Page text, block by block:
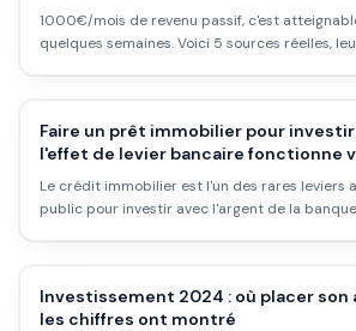
1000€/mois de revenu passif, c'est
quelques semaines. Voici 5 sources réelles,
Faire un prêt immobilier pour
l'effet de levier bancaire fonctionne
Le crédit immobilier est l'un des rares leviers
public pour investir avec l'argent de la
Investissement 2024 : où placer son
les chiffres ont montré